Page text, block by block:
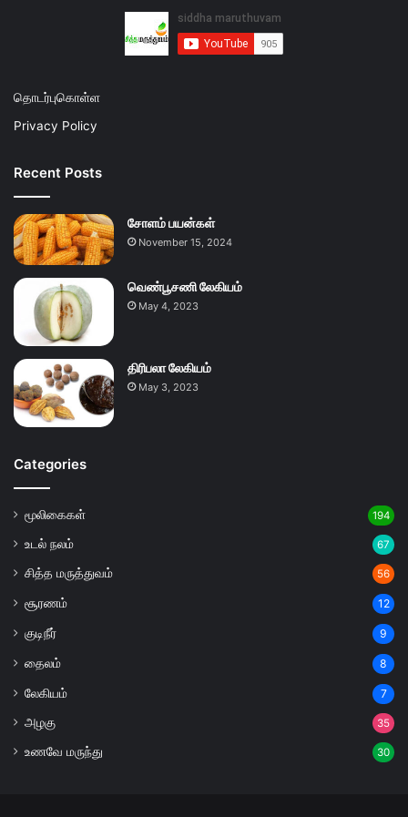
தொடர்புகொள்ள
Privacy Policy
Recent Posts
சோளம் பயன்கள்
November 15, 2024
வெண்பூசணி லேகியம்
May 4, 2023
திரிபலா லேகியம்
May 3, 2023
Categories
மூலிகைகள் 194
உடல் நலம் 67
சித்த மருத்துவம் 56
சூரணம் 12
குடிநீர் 9
தைலம் 8
லேகியம் 7
அழகு 35
உணவே மருந்து 30